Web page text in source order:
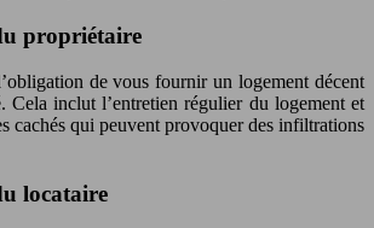
propriétaire
de vous fournir un logement décent
Cela inclut l’entretien régulier du logement et
cachés qui peuvent provoquer des infiltrations
locataire